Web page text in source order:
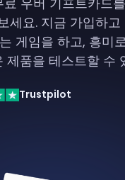
세요. 지금 가입하고
게임을 하고, 흥미
제품을 테스트할 수
Trustpilot